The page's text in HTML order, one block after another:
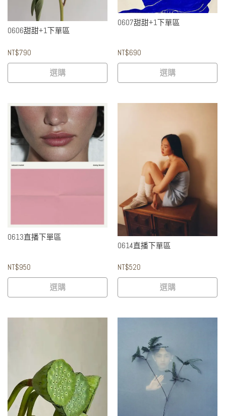
0606甜甜+1下單區
NT$790
選購
0607甜甜+1下單區
NT$690
選購
0613直播下單區
NT$950
選購
0614直播下單區
NT$520
選購